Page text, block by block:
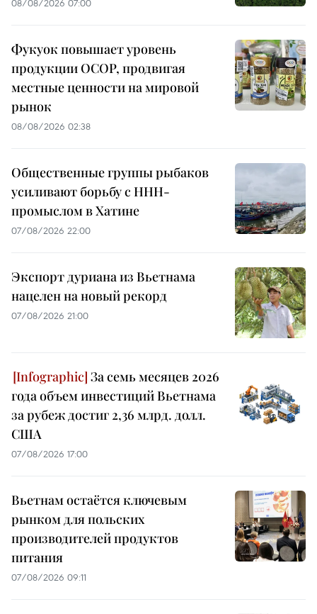
08/08/2026 07:00
Фукуок повышает уровень
продукции OCOP, продвигая
местные ценности на мировой
рынок
08/08/2026 02:38
Общественные группы рыбаков
усиливают борьбу с ННН-
промыслом в Хатине
07/08/2026 22:00
Экспорт дуриана из Вьетнама
нацелен на новый рекорд
07/08/2026 21:00
За семь месяцев 2026
года объем инвестиций Вьетнама
за рубеж достиг 2,36 млрд. долл.
США
07/08/2026 17:00
Вьетнам остаётся ключевым
рынком для польских
производителей продуктов
питания
07/08/2026 09:11